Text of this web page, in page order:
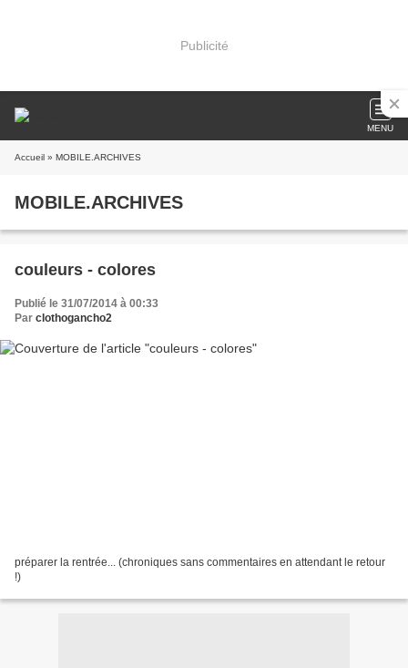
Publicité
MENU
Accueil » MOBILE.ARCHIVES
MOBILE.ARCHIVES
couleurs - colores
Publié le 31/07/2014 à 00:33
Par clothogancho2
préparer la rentrée... (chroniques sans commentaires en attendant le retour
!)